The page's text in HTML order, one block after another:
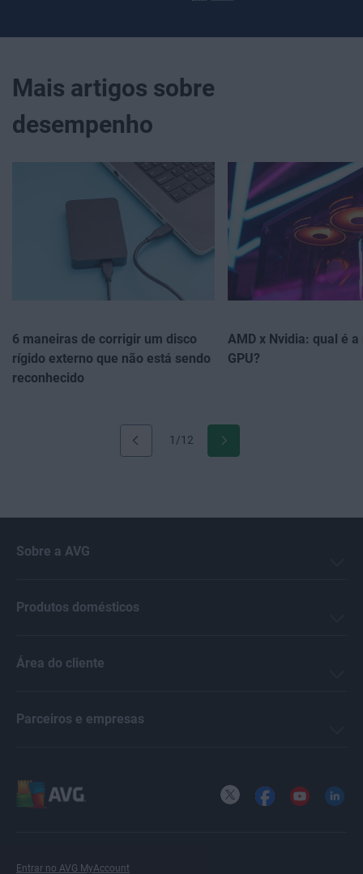
Mais artigos sobre
desempenho
1/12
6 maneiras de corrigir um disco
rígido externo que não está sendo
reconhecido
AMD x Nvidia: qual é
GPU?
Sobre a AVG
Produtos domésticos
Área do cliente
Parceiros e empresas
Entrar no AVG MyAccount